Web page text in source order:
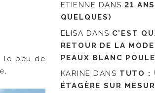
le peu de
ETIENNE DANS21
QUELQUES)
ELISA DANS C’EST
RETOUR DE LA MODE
PEAUX BLANC
KARINE DANS TUTO :
ÉTAGÈRE SUR